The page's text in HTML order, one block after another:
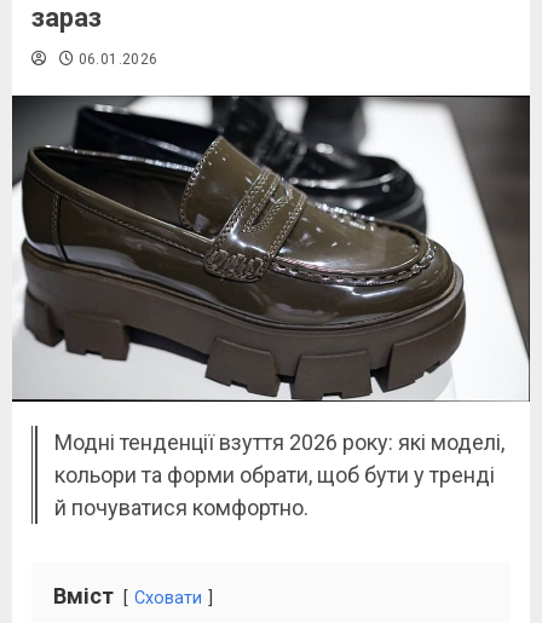
зараз
06.01.2026
Модні тенденції взуття 2026 року: які моделі,
кольори та форми обрати, щоб бути у тренді
й почуватися комфортно.
Вміст Сховати